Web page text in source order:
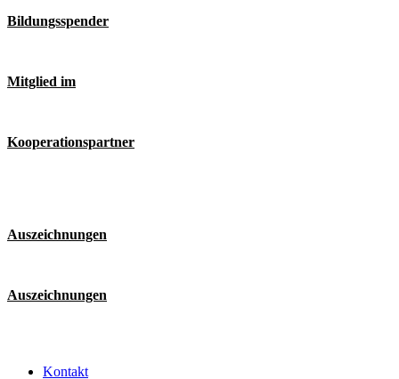
Bildungsspender
Mitglied im
Kooperationspartner
Auszeichnungen
Auszeichnungen
Kontakt